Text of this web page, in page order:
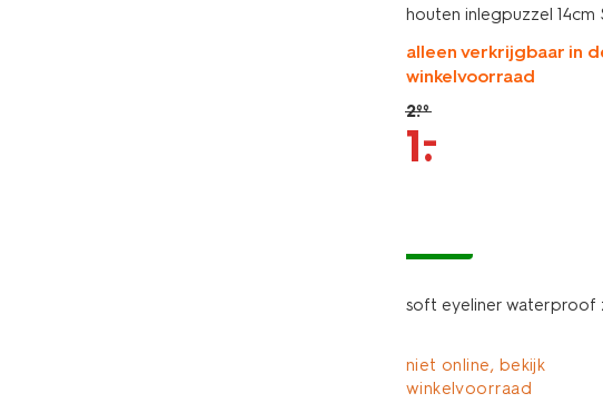
houten inlegpuzzel 14cm
alleen verkrijgbaar in
winkelvoorraad
2.99
1.
–
soft eyeliner waterproof
niet online, bekijk
winkelvoorraad